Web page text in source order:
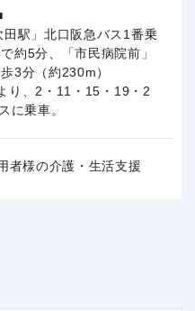
田駅」北口阪急バス1番乗
約5分、「市民病院前」
3分（約230m）
り、2・11・15・19・2
に乗車。
者様の介護・生活支援